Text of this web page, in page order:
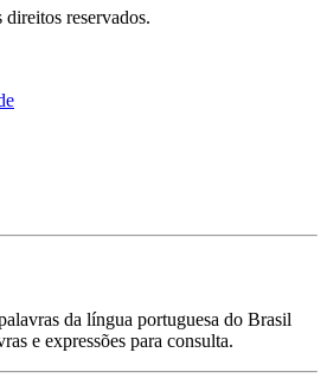
reservados.
da língua portuguesa do Brasil
e expressões para consulta.